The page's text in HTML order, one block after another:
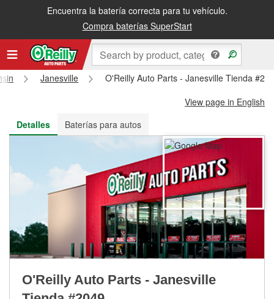
Encuentra la batería correcta para tu vehículo.
Compra baterías SuperStart
Recibe tu orden gratis al día siguiente o recógela en la tienda
Janesville
O'Reilly Auto Parts - Janesville Tienda
View page in English
Detalles
Baterías para autos
O'Reilly Auto Parts - Janesville